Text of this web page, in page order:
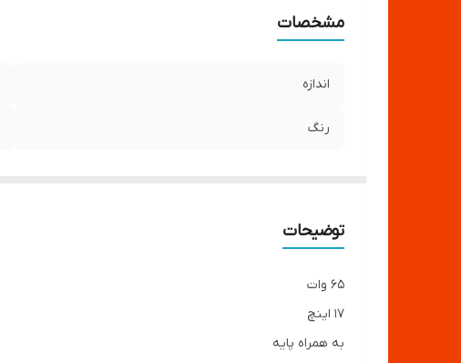
مشخصات
اندازه
رنگ
توضیحات
۶۵ وات
١٧ اینچ
به همراه پایه